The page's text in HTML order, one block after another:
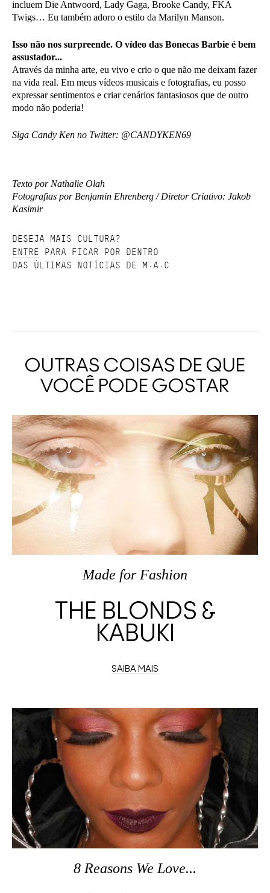
incluem Die Antwoord, Lady Gaga, Brooke Candy, FKA
Twigs… Eu também adoro o estilo da Marilyn Manson.
Isso não nos surpreende. O vídeo das Bonecas Barbie é bem
assustador...
Através da minha arte, eu vivo e crio o que não me deixam fazer
na vida real. Em meus vídeos musicais e fotografias, eu posso
expressar sentimentos e criar cenários fantasiosos que de outro
modo não poderia!
Siga Candy Ken no Twitter: @CANDYKEN69
Texto por Nathalie Olah
Fotografias por Benjamin Ehrenberg / Diretor Criativo: Jakob
Kasimir
DESEJA MAIS CULTURA?
ENTRE PARA FICAR POR DENTRO
DAS ÚLTIMAS NOTÍCIAS DE M·A·C
OUTRAS COISAS DE QUE
VOCÊ PODE GOSTAR
Made for Fashion
THE BLONDS &
KABUKI
SAIBA MAIS
8 Reasons We Love...